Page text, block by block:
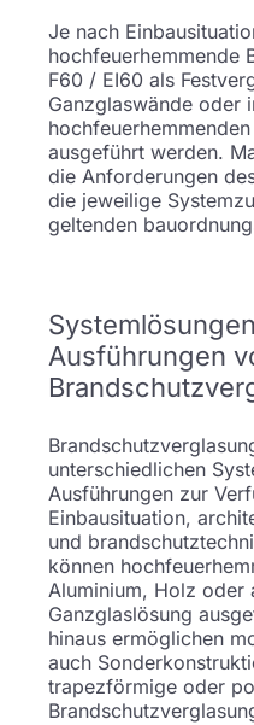
Je nach
hochfeuerhemmende
F60 / EI60 als
Ganzglaswände oder
ausgeführt werden.
die Anforderungen
die jeweilige
geltenden
Ausführungen
unterschiedlichen
Ausführungen zur
Einbausituation,
und
können
Aluminium, Holz oder
Ganzglaslösung
hinaus ermöglichen
auch
trapezförmige oder